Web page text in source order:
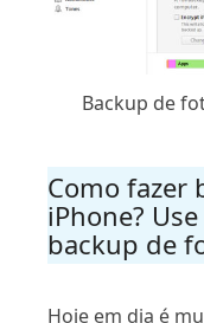
Backup de
Como fazer
iPhone?
backup de
Hoje em dia é